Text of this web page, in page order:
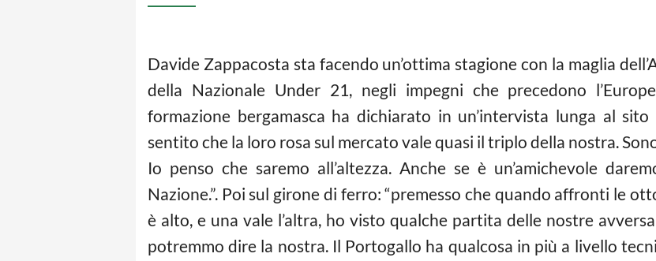
Davide Zappacosta sta facendo un’ottima stagione con la maglia
della Nazionale Under 21, negli impegni che precedono
formazione bergamasca ha dichiarato in un’intervista lunga al
sentito che la loro rosa sul mercato vale quasi il triplo della nostra.
Io penso che saremo all’altezza. Anche se è un’amichevole
Nazione.”. Poi sul girone di ferro: “premesso che quando affronti le
è alto, e una vale l’altra, ho visto qualche partita delle nostre
potremmo dire la nostra. Il Portogallo ha qualcosa in più a livello